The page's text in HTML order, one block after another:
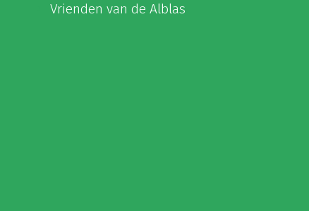
Vrienden van de Alblas